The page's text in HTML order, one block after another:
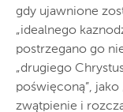
gdy ujawnione
„idealnego
postrzegano go
„drugiego
poświęconą”, jako
zwątpienie i